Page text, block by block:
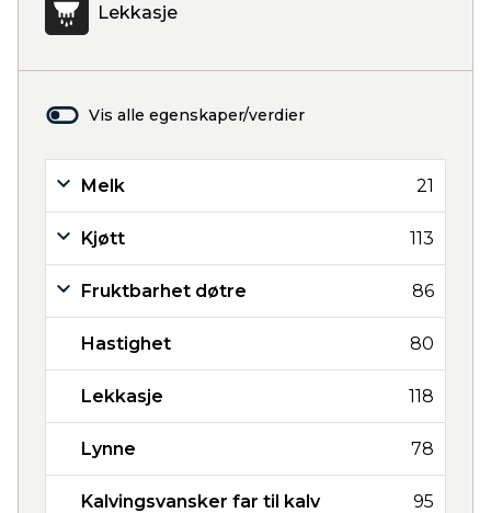
Lekkasje
Vis alle egenskaper/verdier
Melk 21
Kjøtt 113
Fruktbarhet døtre 86
Hastighet 80
Lekkasje 118
Lynne 78
Kalvingsvansker far til kalv 95